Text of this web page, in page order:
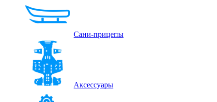
Сани-прицепы
Аксессуары